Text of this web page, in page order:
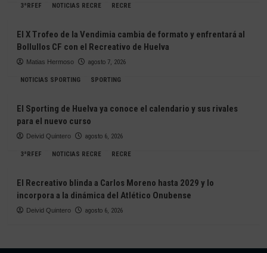
3ªRFEF NOTICIAS RECRE RECRE
El X Trofeo de la Vendimia cambia de formato y enfrentará al
Bollullos CF con el Recreativo de Huelva
Matias Hermoso agosto 7, 2026
NOTICIAS SPORTING SPORTING
El Sporting de Huelva ya conoce el calendario y sus rivales
para el nuevo curso
Deivid Quintero agosto 6, 2026
3ªRFEF NOTICIAS RECRE RECRE
El Recreativo blinda a Carlos Moreno hasta 2029 y lo
incorpora a la dinámica del Atlético Onubense
Deivid Quintero agosto 6, 2026